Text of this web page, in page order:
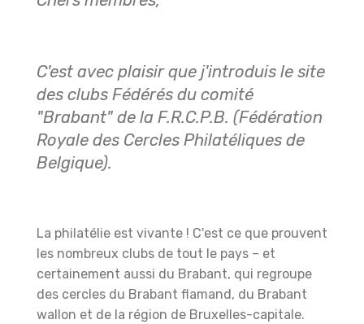
C'est avec plaisir que j'introduis le site
des clubs Fédérés du comité
"Brabant" de la F.R.C.P.B. (Fédération
Royale des Cercles Philatéliques de
Belgique).
La philatélie est vivante ! C'est ce que prouvent
les nombreux clubs de tout le pays – et
certainement aussi du Brabant, qui regroupe
des cercles du Brabant flamand, du Brabant
wallon et de la région de Bruxelles-capitale.